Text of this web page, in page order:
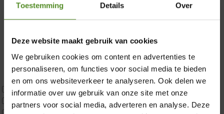
Toestemming Details Over
Deze website maakt gebruik van cookies
We gebruiken cookies om content en advertenties te
personaliseren, om functies voor social media te bieden
en om ons websiteverkeer te analyseren. Ook delen we
informatie over uw gebruik van onze site met onze
partners voor social media, adverteren en analyse. Deze
2 personen
2 personen split
Materiaal
Koudschuim
Latex
Traagschuim
Tweepersoons 1 kern
Tweepersoons 1 kern product
×